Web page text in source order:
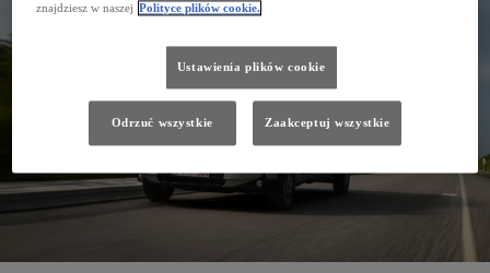
znajdziesz w naszej Polityce plików cookie.
Ustawienia plików cookie
Odrzuć wszystkie Zaakceptuj wszystkie